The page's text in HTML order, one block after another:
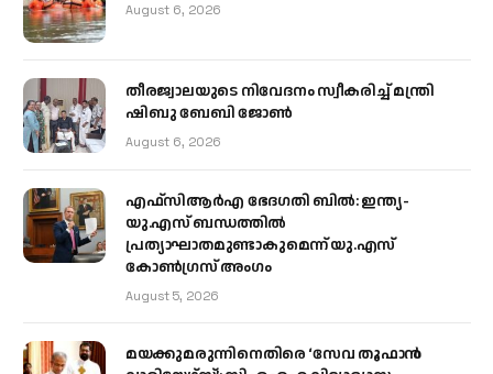
August 6, 2026
തീരജ്വാലയുടെ നിവേദനം സ്വീകരിച്ച് മന്ത്രി
ഷിബു ബേബി ജോൺ
August 6, 2026
എഫ്‌സിആർഎ ഭേദഗതി ബിൽ: ഇന്ത്യ-
യു.എസ് ബന്ധത്തിൽ
പ്രത്യാഘാതമുണ്ടാകുമെന്ന് യു.എസ്
കോൺഗ്രസ് അംഗം
August 5, 2026
മയക്കുമരുന്നിനെതിരെ ‘സേവ തൂഫാൻ